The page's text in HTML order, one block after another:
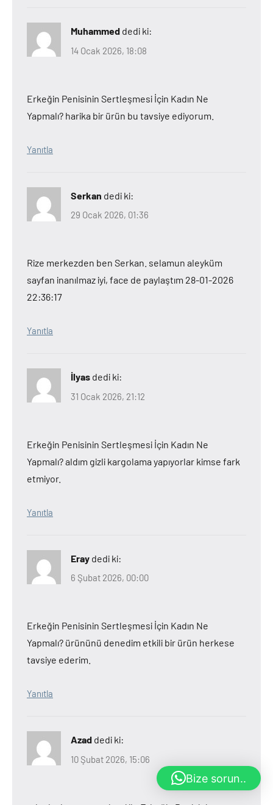
Muhammed dedi ki:
14 Ocak 2026, 18:08
Erkeğin Penisinin Sertleşmesi İçin Kadın Ne
Yapmalı? harika bir ürün bu tavsiye ediyorum.
Yanıtla
Serkan dedi ki:
29 Ocak 2026, 01:36
Rize merkezden ben Serkan. selamun aleyküm
sayfan inanılmaz iyi, face de paylaştım 28-01-2026
22:36:17
Yanıtla
İlyas dedi ki:
31 Ocak 2026, 21:12
Erkeğin Penisinin Sertleşmesi İçin Kadın Ne
Yapmalı? aldım gizli kargolama yapıyorlar kimse fark
etmiyor.
Yanıtla
Eray dedi ki:
6 Şubat 2026, 00:00
Erkeğin Penisinin Sertleşmesi İçin Kadın Ne
Yapmalı? ürününü denedim etkili bir ürün herkese
tavsiye ederim.
Yanıtla
Azad dedi ki:
10 Şubat 2026, 15:06
Bize sorun..